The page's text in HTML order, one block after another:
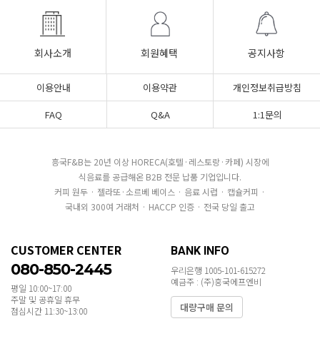
회사소개 회원혜택 공지사항
이용안내 이용약관
개인정보취급방침
FAQ
Q&A 1:1문의
흥국F&B는 20년 이상 HORECA(호텔·레스토랑·카페) 시장에
식음료를 공급해온 B2B 전문 납품 기업입니다.
커피 원두 · 젤라또·소르베 베이스 · 음료 시럽 · 캡슐커피 ·
국내외 300여 거래처 · HACCP 인증 · 전국 당일 출고
CUSTOMER CENTER
080-850-2445
평일 10:00~17:00
주말 및 공휴일 휴무
점심시간 11:30~13:00
BANK INFO
우리은행 1005-101-615272
예금주 : (주)흥국에프엔비
대량구매 문의